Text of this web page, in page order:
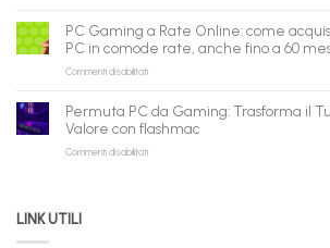
può
fare
shopping
qui
B2B
flashmac
per
in
Pronta
Consegna
Nuovi
Ricondizionati,
Spedizione
PC Gaming a Rate Online: come
PC in comode rate, anche fino a 60
Commenti disabilitatisu
a
Rate
Online:
Permuta PC da Gaming: Trasforma il
Valore con flashmac
Commenti disabilitatisu
LINK UTILI